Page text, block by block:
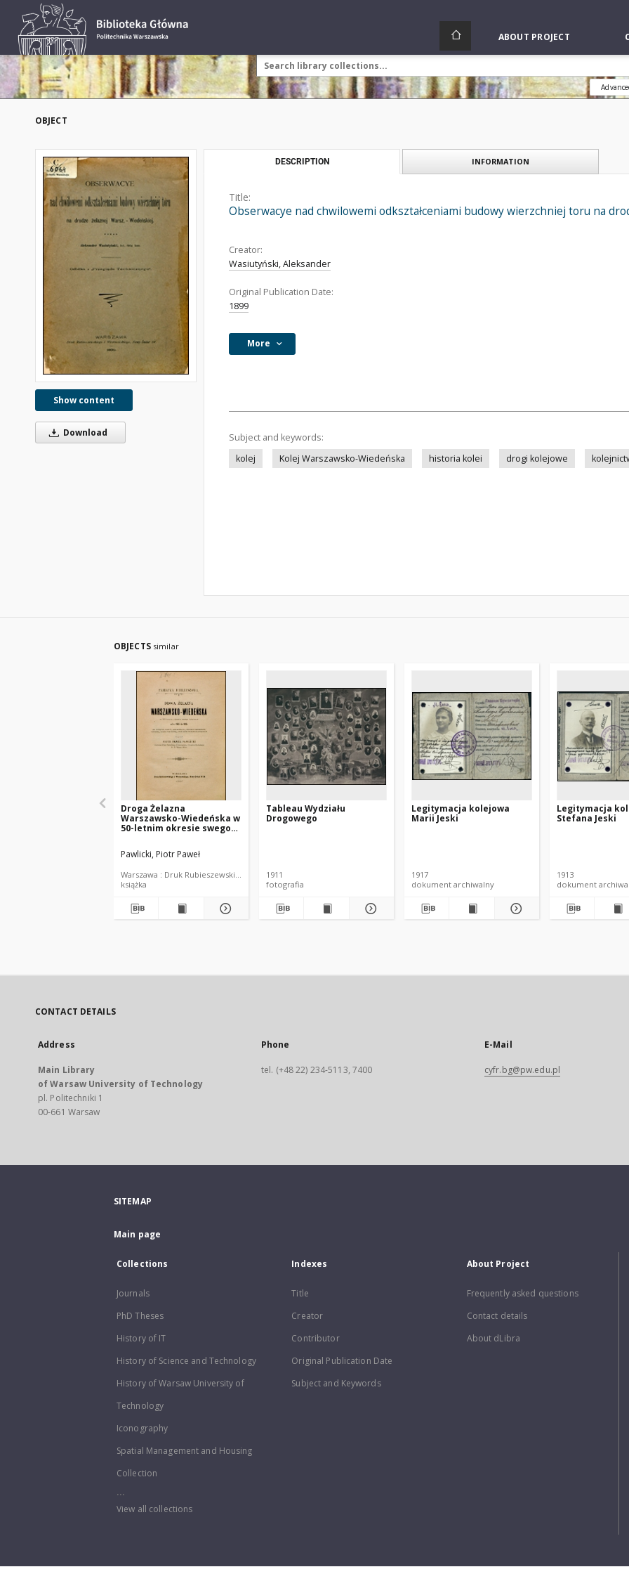
ABOUT PROJECT
OBJECT
Show content
Download
DESCRIPTION INFORMATION
Title:
Obserwacye nad chwilowemi odkształceniami budowy wierzchniej toru na
Creator:
Wasiutyński, Aleksander
Original Publication Date:
1899
More
Subject and keywords:
kolej
Kolej Warszawsko-Wiedeńska historia kolei drogi kolejowe
OBJECTS similar
Droga Żelazna
Warszawsko-Wiedeńska w
50-letnim okresie swego
początek, rozwój,
administracya, reformy
opieka nad służbą, oraz
zbiór wydanych instrukcyj
Pawlicki, Piotr Paweł
Warszawa : Druk Rubieszewskiego i Wrotnowskiego
książka
Tableau Wydziału
Drogowego
1911
fotografia
Legitymacja kolejowa
Marii Jeski
1917
dokument archiwalny
Legitymacja
Stefana Jeski
1913
dokument
CONTACT DETAILS
Address
Main Library
of Warsaw University of Technology
pl. Politechniki 1
00-661 Warsaw
Phone
tel. (+48 22) 234-5113, 7400
E-Mail
cyfr.bg@pw.edu.pl
SITEMAP
Main page
Collections
Journals
PhD Theses
History of IT
History of Science and Technology
History of Warsaw University of
Technology
Iconography
Spatial Management and Housing
Collection
...
View all collections
Indexes
Title
Creator
Contributor
Original Publication Date
Subject and Keywords
About Project
Frequently asked questions
Contact details
About dLibra